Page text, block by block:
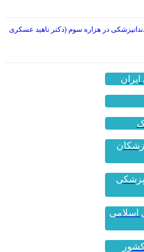
در هزاره سوم (دکتر ناهید عسکری
پزشکی
اسلامی